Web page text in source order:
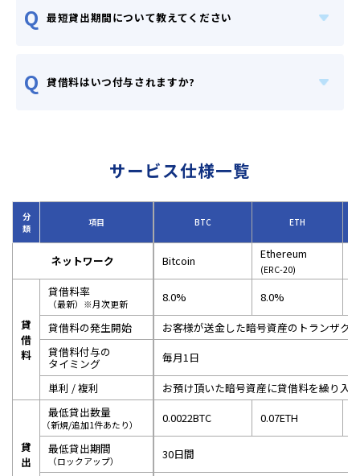
目次
運用ポートフォリオ
メッセージ
本レポートでは、投資環境の変化や金融市場・暗号資
産市場の概況を整理し、それを踏まえた当社の 運用方
針をご説明します。
また、独自のポートフォリオ戦略やリスク管理の取り
組みについても詳しく解説し、透明性のある 情報提供
を心がけています。さらに、ビットレンディングから
のメッセージとして、今後の展望や サービスの強化ポ
イントについてもお伝えします。
最新の運用状況や市場動向を把握し、より戦略的な資
産運用の一助としてぜひご活用ください。
Q 最短貸出期間について教えてください
Q 貸借料はいつ付与されますか?
サービス仕様一覧
分
類
項目
ネットワーク
貸
借
料
貸借料率
（最新）※月次更新
貸借料の発生開始
貸借料付与の
タイミング
単利 / 複利
貸
出
最低貸出数量
（新規/追加1件あたり）
最低貸出期間
（ロックアップ）
BTC ETH
Bitcoin Ethereum
(ERC-20)
8.0% 8.0%
お客様が送金した暗号資産のトランザク
毎月1日
お預け頂いた暗号資産に貸借料を繰り入
0.0022BTC
0.07ETH
30日間